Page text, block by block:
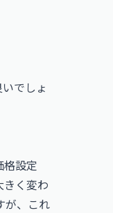
でしょ
格設定
きく変わ
が、これ